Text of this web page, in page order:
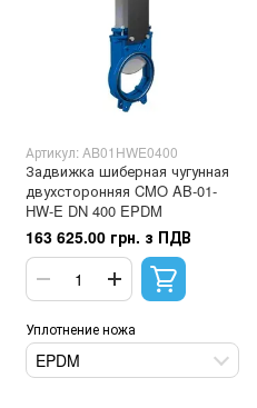
Артикул: AB01HWE0400
Задвижка шиберная чугунная
двухсторонняя CMO AB-01-
HW-E DN 400 EPDM
163 625.00 грн. з ПДВ
Уплотнение ножа
EPDM